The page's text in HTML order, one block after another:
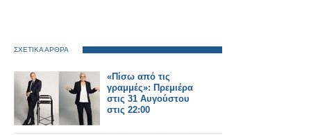
ΣΧΕΤΙΚΑ ΑΡΘΡΑ
«Πίσω από τις
γραμμές»: Πρεμιέρα
στις 31 Αυγούστου
στις 22:00